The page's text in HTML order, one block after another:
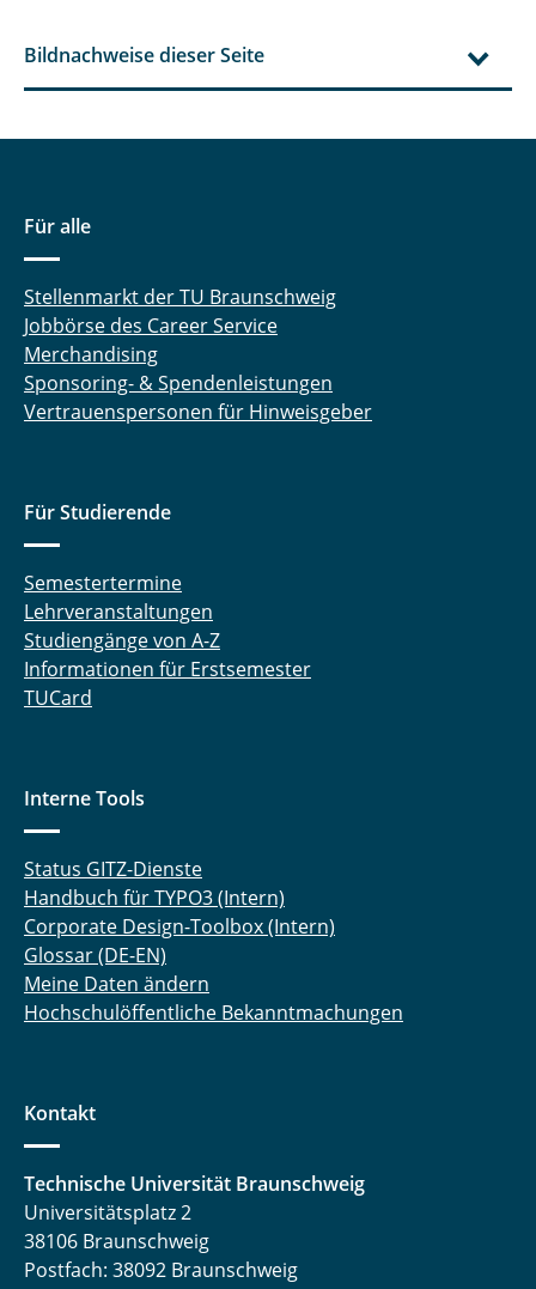
Bildnachweise dieser Seite
Für alle
Stellenmarkt der TU Braunschweig
Jobbörse des Career Service
Merchandising
Sponsoring- & Spendenleistungen
Vertrauenspersonen für Hinweisgeber
Für Studierende
Semestertermine
Lehrveranstaltungen
Studiengänge von A-Z
Informationen für Erstsemester
TUCard
Interne Tools
Status GITZ-Dienste
Handbuch für TYPO3 (Intern)
Corporate Design-Toolbox (Intern)
Glossar (DE-EN)
Meine Daten ändern
Hochschulöffentliche Bekanntmachungen
Kontakt
Technische Universität Braunschweig
Universitätsplatz 2
38106 Braunschweig
Postfach: 38092 Braunschweig